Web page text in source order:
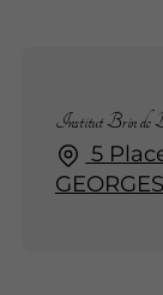
Institut Brin de
5